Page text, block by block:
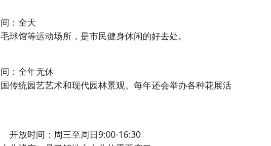
：全天
球馆等运动场所，是市民健身休闲的好去处。
：全年无休
传统园艺艺术和现代园林景观。每年还会举办各种花展活
开放时间：周三至周日9:00-16:30